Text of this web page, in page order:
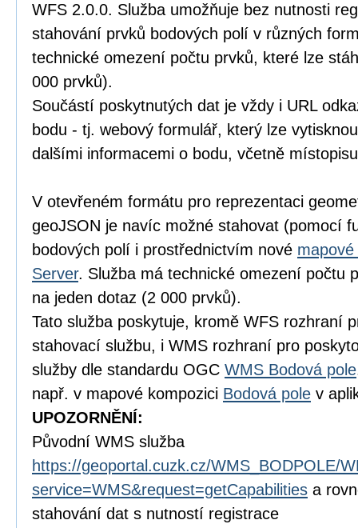
WFS 2.0.0. Služba umožňuje bez nutnosti
stahování prvků bodových polí v různých
technické omezení počtu prvků, které lze
000 prvků).
Součástí poskytnutých dat je vždy i URL
bodu - tj. webový formulář, který lze
dalšími informacemi o bodu, včetně
V otevřeném formátu pro reprezentaci
geoJSON je navíc možné stahovat (pomocí
bodových polí i prostřednictvím nové
Server. Služba má technické omezení počtu
na jeden dotaz (2 000 prvků).
Tato služba poskytuje, kromě WFS rozhraní
stahovací službu, i WMS rozhraní pro
služby dle standardu OGC WMS Bodová pole
např. v mapové kompozici Bodová pole v
UPOZORNĚNÍ:
Původní WMS služba
https://geoportal.cuzk.cz/WMS_BODPOLE/
service=WMS&request=getCapabilities a
stahování dat s nutností registrace